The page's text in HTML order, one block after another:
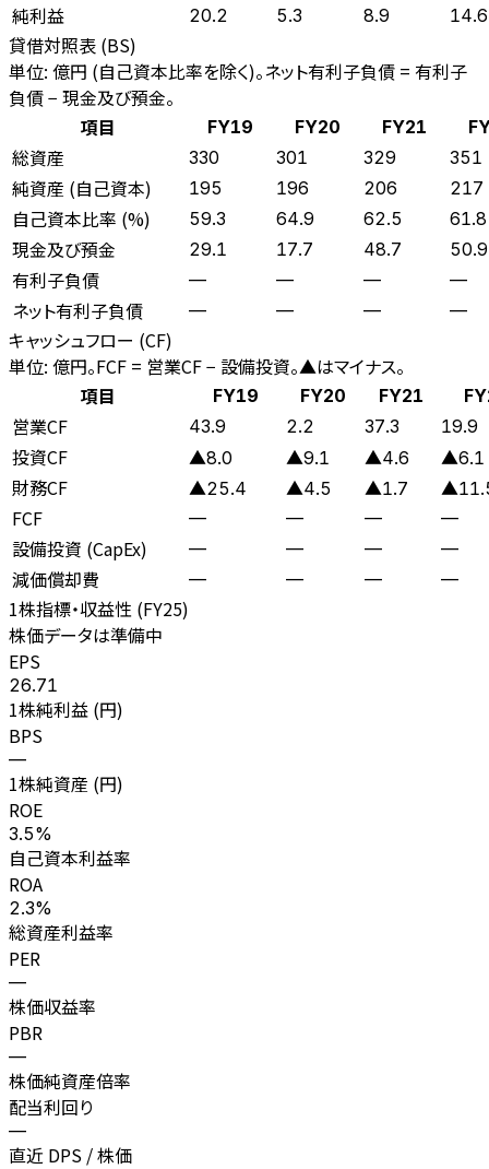
純利益 20.2 5.3 8.9 14.6
貸借対照表 (BS)
単位: 億円 (自己資本比率を除く)。ネット有利子負債 = 有利子
負債 − 現金及び預金。
項目
FY19 FY20 FY21
総資産 330 301 329 351
純資産 (自己資本) 195 196 206 217
自己資本比率 (%) 59.3 64.9 62.5 61.8
現金及び預金 29.1 17.7 48.7 50.9
有利子負債 — — — —
ネット有利子負債 — — — —
キャッシュフロー (CF)
単位: 億円。FCF = 営業CF − 設備投資。▲はマイナス。
項目
FY19 FY20 FY21
営業CF 43.9 2.2 37.3 19.9
投資CF ▲8.0 ▲9.1 ▲4.6 ▲6.1
財務CF ▲25.4 ▲4.5 ▲1.7
FCF — — — —
設備投資 (CapEx) — — — —
減価償却費 — — — —
1株指標・収益性 (FY25)
株価データは準備中
EPS
26.71
1株純利益 (円)
BPS
—
1株純資産 (円)
ROE
3.5%
自己資本利益率
ROA
2.3%
総資産利益率
PER
—
株価収益率
PBR
—
株価純資産倍率
配当利回り
—
直近 DPS / 株価